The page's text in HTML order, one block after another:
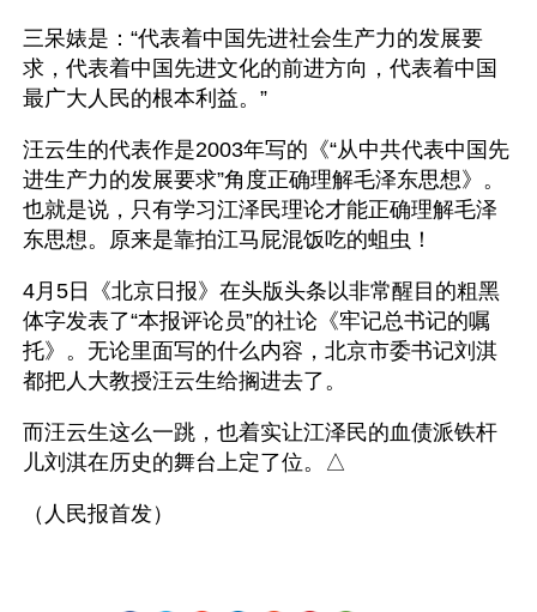
三呆婊是：“代表着中国先进社会生产力的发展要
求，代表着中国先进文化的前进方向，代表着中国
最广大人民的根本利益。”
汪云生的代表作是2003年写的《“从中共代表中国先
进生产力的发展要求”角度正确理解毛泽东思想》。
也就是说，只有学习江泽民理论才能正确理解毛泽
东思想。原来是靠拍江马屁混饭吃的蛆虫！
4月5日《北京日报》在头版头条以非常醒目的粗黑
体字发表了“本报评论员”的社论《牢记总书记的嘱
托》。无论里面写的什么内容，北京市委书记刘淇
都把人大教授汪云生给搁进去了。
而汪云生这么一跳，也着实让江泽民的血债派铁杆
儿刘淇在历史的舞台上定了位。△